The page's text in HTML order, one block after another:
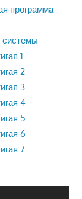
программа
системы
1
2
3
4
5
6
7